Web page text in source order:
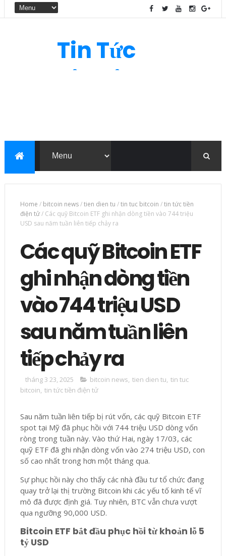
Tin Tức
Bitcoin
Home / bitcoin news/tien dien tu /tin tuc bitcoin /tin tức tiền
điện tử/ Các quỹ Bitcoin ETF ghi nhận dòng tiền vào 744 triệu
USD sau năm tuần liên tiếp chảy ra
Các quỹ Bitcoin ETF
ghi nhận dòng tiền
vào 744 triệu USD
sau năm tuần liên
tiếp chảy ra
tháng 3 23, 2025 bitcoin news, tien dien tu, tin tuc
bitcoin, tin tức tiền điện tử
Sau năm tuần liên tiếp bị rút vốn, các quỹ Bitcoin ETF
spot tại Mỹ đã phục hồi với 744 triệu USD dòng vốn
ròng trong tuần này. Vào thứ Hai, ngày 17/03, các
quỹ ETF đã ghi nhận dòng vốn vào 274 triệu USD, con
số cao nhất trong hơn một tháng qua.
Sự phục hồi này cho thấy các nhà đầu tư tổ chức đang
quay trở lại thị trường Bitcoin khi các yếu tố kinh tế vĩ
mô đã được định giá. Tuy nhiên, BTC vẫn chưa vượt
qua ngưỡng 90,000 USD.
Bitcoin ETF bắt đầu phục hồi từ khoản lỗ 5
tỷ USD